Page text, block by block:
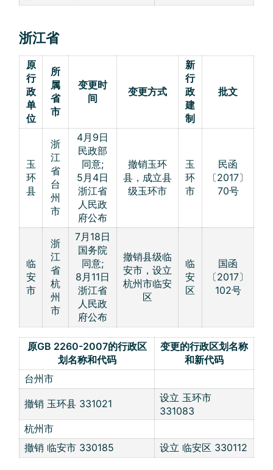
浙江省
原
行
政
单
位
所
属
省
市
变更时
间
变更方式
新
行
政
建
制
批文
玉
环
县
浙
江
省
台
州
市
4月9日
民政部
同意;
5月4日
浙江省
人民政
府公布
撤销玉环
县，成立县
级玉环市
玉
环
市
民函
〔2017〕
70号
临
安
市
浙
江
省
杭
州
市
7月18日
国务院
同意;
8月11日
浙江省
人民政
府公布
撤销县级临
安市，设立
杭州市临安
区
临
安
区
国函
〔2017〕
102号
原GB 2260-2007的行政区
划名称和代码
变更的行政区划名称
和新代码
台州市
撤销 玉环县 331021
设立 玉环市
331083
杭州市
撤销 临安市 330185
设立 临安区 330112